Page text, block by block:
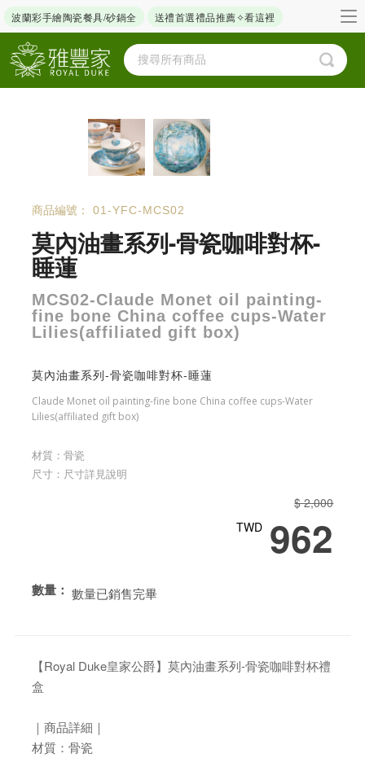
波蘭彩手繪陶瓷餐具/砂鍋全 送禮首選禮品推薦✧看這裡
商品編號： 01-YFC-MCS02
莫內油畫系列-骨瓷咖啡對杯-
睡蓮
MCS02-Claude Monet oil painting-
fine bone China coffee cups-Water
Lilies(affiliated gift box)
莫內油畫系列-骨瓷咖啡對杯-睡蓮
Claude Monet oil painting-fine bone China coffee cups-Water
Lilies(affiliated gift box)
材質：骨瓷
尺寸：尺寸詳見說明
$ 2,000
TWD 962
數量： 數量已銷售完畢
【Royal Duke皇家公爵】莫內油畫系列-骨瓷咖啡對杯禮
盒
｜商品詳細｜
材質：骨瓷